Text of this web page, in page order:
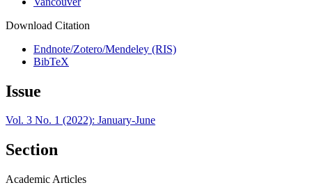
Download Citation
Endnote/Zotero/Mendeley (RIS)
BibTeX
Issue
Vol. 3 No. 1 (2022): January-June
Section
Academic Articles